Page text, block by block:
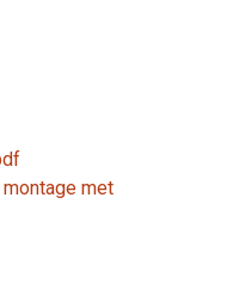
met